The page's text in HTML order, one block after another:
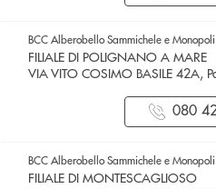
BCC Alberobello Sammichele e Monopoli
FILIALE DI POLIGNANO A MARE
VIA VITO COSIMO BASILE 42A,
080
BCC Alberobello Sammichele e Monopoli
FILIALE DI MONTESCAGLIOSO